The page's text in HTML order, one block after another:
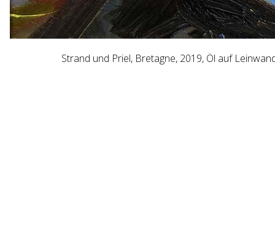
Strand und Priel, Bretagne, 2019, Öl auf